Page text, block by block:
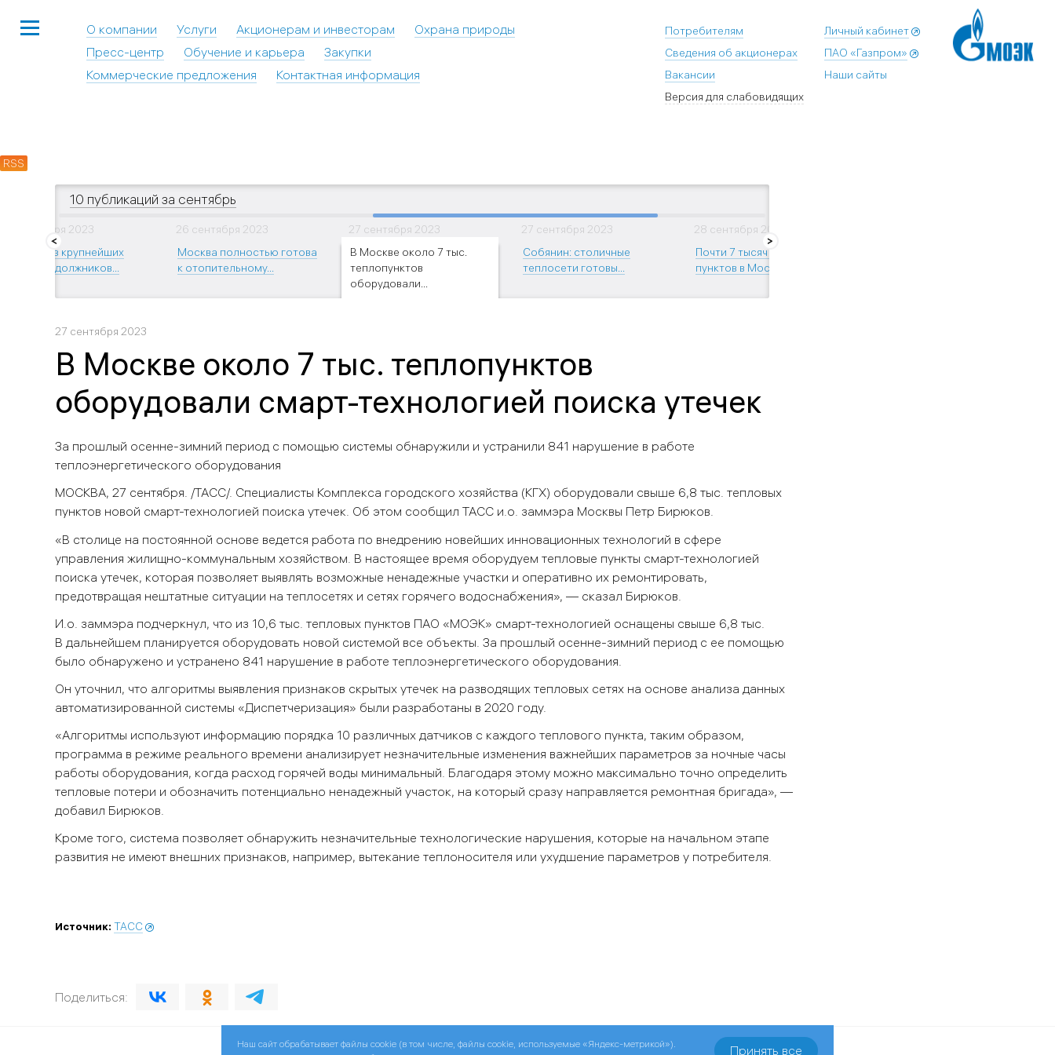
О компании Услуги Акционерам и инвесторам
Охрана природы
Пресс-центр
Обучение и карьера
Закупки
Коммерческие предложения
Контактная информация
Личный кабинет
ПАО «Газпром»
Наши сайты
Потребителям
Сведения об акционерах
Вакансии
Версия для слабовидящих
RSS
10 публикаций за сентябрь
14 сентября 2023
Одного из крупнейших
в Москве должников...
26 сентября 2023
Москва полностью готова
к отопительному...
27 сентября 2023
В Москве около 7 тыс.
теплопунктов
оборудовали...
27 сентября 2023
Собянин: столичные
теплосети готовы...
28 сентября 2023
Почти 7 тысяч тепловых
пунктов в Москве...
27 сентября 2023
В Москве около 7 тыс. теплопунктов
оборудовали смарт-технологией поиска утечек
За прошлый осенне-зимний период с помощью системы обнаружили и устранили 841 нарушение в работе
теплоэнергетического оборудования
МОСКВА, 27 сентября. /ТАСС/. Специалисты Комплекса городского хозяйства (КГХ) оборудовали свыше 6,8 тыс. тепловых
пунктов новой смарт-технологией поиска утечек. Об этом сообщил ТАСС и.о. заммэра Москвы Петр Бирюков.
«В столице на постоянной основе ведется работа по внедрению новейших инновационных технологий в сфере
управления жилищно-коммунальным хозяйством. В настоящее время оборудуем тепловые пункты смарт-технологией
поиска утечек, которая позволяет выявлять возможные ненадежные участки и оперативно их ремонтировать,
предотвращая нештатные ситуации на теплосетях и сетях горячего водоснабжения», — сказал Бирюков.
И.о. заммэра подчеркнул, что из 10,6 тыс. тепловых пунктов ПАО «МОЭК» смарт-технологией оснащены свыше 6,8 тыс.
В дальнейшем планируется оборудовать новой системой все объекты. За прошлый осенне-зимний период с ее помощью
было обнаружено и устранено 841 нарушение в работе теплоэнергетического оборудования.
Он уточнил, что алгоритмы выявления признаков скрытых утечек на разводящих тепловых сетях на основе анализа данных
автоматизированной системы «Диспетчеризация» были разработаны в 2020 году.
«Алгоритмы используют информацию порядка 10 различных датчиков с каждого теплового пункта, таким образом,
программа в режиме реального времени анализирует незначительные изменения важнейших параметров за ночные часы
работы оборудования, когда расход горячей воды минимальный. Благодаря этому можно максимально точно определить
тепловые потери и обозначить потенциально ненадежный участок, на который сразу направляется ремонтная бригада», —
добавил Бирюков.
Кроме того, система позволяет обнаружить незначительные технологические нарушения, которые на начальном этапе
развития не имеют внешних признаков, например, вытекание теплоносителя или ухудшение параметров у потребителя.
Источник: ТАСС
Поделиться:
Наш сайт обрабатывает файлы cookie (в том числе, файлы cookie, используемые «Яндекс-метрикой»).
Принять все